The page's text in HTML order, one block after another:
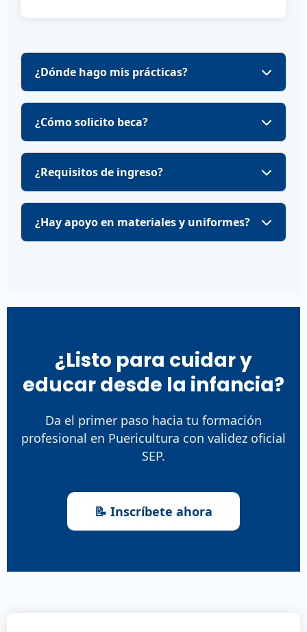
¿Dónde hago mis prácticas?
¿Cómo solicito beca?
¿Requisitos de ingreso?
¿Hay apoyo en materiales y uniformes?
¿Listo para cuidar y
educar desde la infancia?
Da el primer paso hacia tu formación
profesional en Puericultura con validez oficial
SEP.
📝 Inscríbete ahora